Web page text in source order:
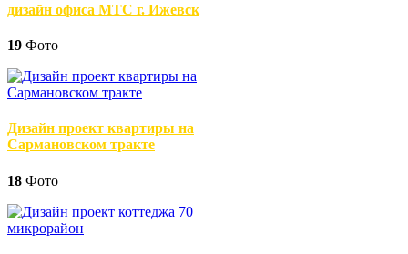
дизайн офиса МТС г. Ижевск
19 Фото
Дизайн проект квартиры на
Сармановском тракте
18 Фото